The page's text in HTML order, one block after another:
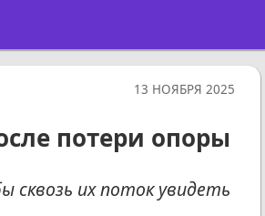
13 НОЯБРЯ 2025
потери опоры
их поток увидеть